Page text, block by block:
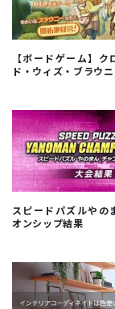
【ボードゲーム】
ド・ウィズ・ブラウ
スピードパズルやの
オンシップ結果